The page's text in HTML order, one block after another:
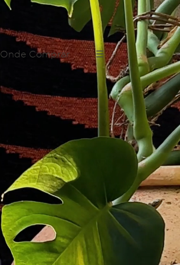
Onde Comprar ☰